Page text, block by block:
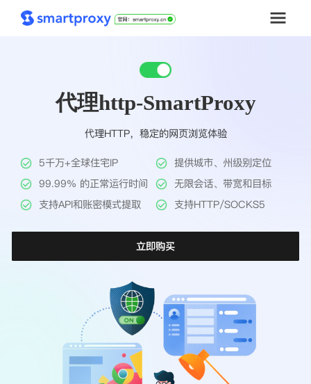
套餐购买
工具
帮助中心
代理http-SmartProxy
代理HTTP，稳定的网页浏览体验
5千万+全球住宅IP
提供城市、州级别定位
99.99% 的正常运行时间
无限会话、带宽和目标
支持API和账密模式提取
支持HTTP/SOCKS5
立即购买